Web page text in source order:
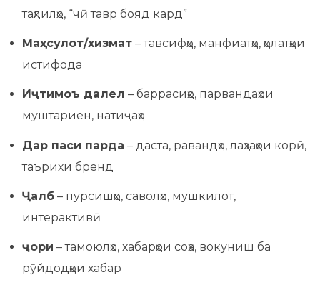
таҳлилҳо, “чӣ тавр бояд кард”
Маҳсулот/хизмат – тавсифҳо, манфиатҳо, ҳолатҳои
истифода
Иҷтимоъ далел – баррасиҳо, парвандаҳои
муштариён, натиҷаҳо
Дар паси парда – даста, равандҳо, лаҳзаҳои корӣ,
таърихи бренд
Ҷалб – пурсишҳо, саволҳо, мушкилот,
интерактивӣ
ҷори – тамоюлҳо, хабарҳои соҳа, вокуниш ба
рӯйдодҳои хабар